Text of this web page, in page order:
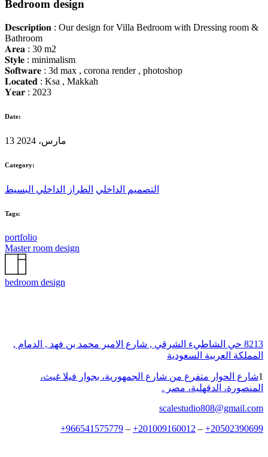
Bedroom design
𝐃𝐞𝐬𝐜𝐫𝐢𝐩𝐭𝐢𝐨𝐧 : Our design for Villa Bedroom with Dressing room &
Bathroom
𝐀𝐫𝐞𝐚 : 30 m2
𝐒𝐭𝐲𝐥𝐞 : minimalism
𝐒𝐨𝐟𝐭𝐰𝐚𝐫𝐞 : 3d max , corona render , photoshop
𝐋𝐨𝐜𝐚𝐭𝐞𝐝 : Ksa , Makkah
𝐘𝐞𝐚𝐫 : 2023
Date:
13 مارس، 2024
Category:
التصميم الداخلي الطراز الداخلي البسيط
Tags:
portfolio
Master room design
bedroom design
8213 حي الشاطيء الشرقي , شارع الامير محمد بن فهد , الدمام ,
المملكة العربية السعودية
1شارع الحوار متفرع من شارع الجمهورية، بجوار فيلا غيث،
المنصورة، الدقهلية، مصر .
scalestudio808@gmail.com
20502390699
+
–
201009160012
+
–
966541575779
+